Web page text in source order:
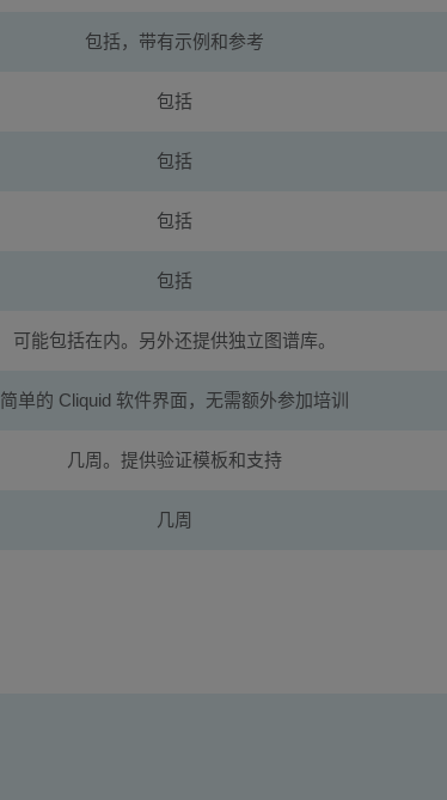
包括，带有示例和参考
包括
包括
包括
包括
可能包括在内。另外还提供独立图谱库。
简单的 Cliquid 软件界面，无需额外参加培训
几周。提供验证模板和支持
几周